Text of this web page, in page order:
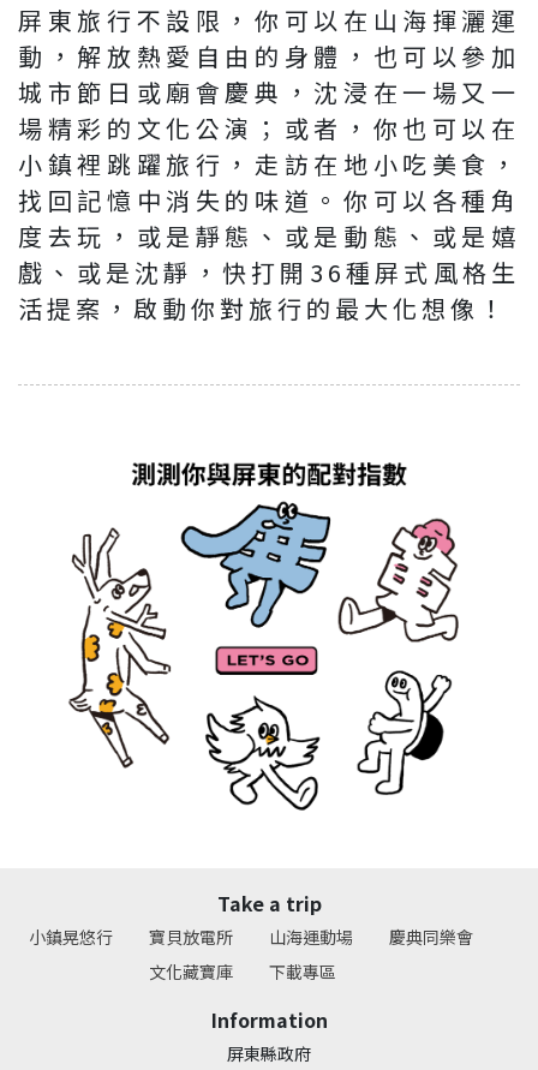
屏東旅行不設限，你可以在山海揮灑運
動，解放熱愛自由的身體，也可以參加
城市節日或廟會慶典，沈浸在一場又一
場精彩的文化公演；或者，你也可以在
小鎮裡跳躍旅行，走訪在地小吃美食，
找回記憶中消失的味道。你可以各種角
度去玩，或是靜態、或是動態、或是嬉
戲、或是沈靜，快打開36種屏式風格生
活提案，啟動你對旅行的最大化想像！
Take a trip
小鎮晃悠行 寶貝放電所 山海運動場
慶典同樂會
文化藏寶庫
下載專區
Information
屏東縣政府